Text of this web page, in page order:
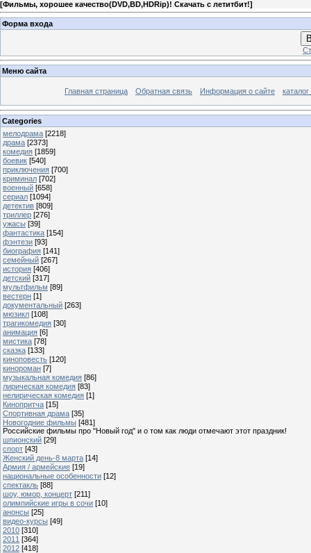
[Фильмы, хорошее качество(DVD,BD,HDRip)! Скачать с летитбит!]
Форма входа
Меню сайта
Главная страница Обратная связь Информация о сайте
Categories
мелодрама [2218]
драма [2373]
комедия [1859]
боевик [540]
приключения [700]
криминал [702]
военный [658]
сериал [1094]
детектив [809]
триллер [276]
ужасы [39]
фантастика [154]
фэнтези [93]
биография [141]
семейный [267]
история [406]
детский [317]
мультфильм [89]
вестерн [1]
документальный [263]
мюзикл [108]
трагикомедия [30]
анимация [6]
мистика [78]
сказка [133]
киноповесть [120]
кинороман [7]
музыкальная комедия [86]
лирическая комедия [83]
нелирическая комедия [1]
Кинопритча [15]
Спортивная драма [35]
Новогодние фильмы [481]
Российские фильмы про "Новый год" и о том как люди отмечают этот праздник!
шпионский [29]
спорт [43]
Женский день-8 марта [14]
Армия / армейские [19]
национальные особенности [12]
спектакль [88]
шоу, юмор, концерт [211]
олимпийские игры в сочи [10]
анонсы [25]
видео-курсы [49]
2010 [310]
2011 [364]
2012 [418]